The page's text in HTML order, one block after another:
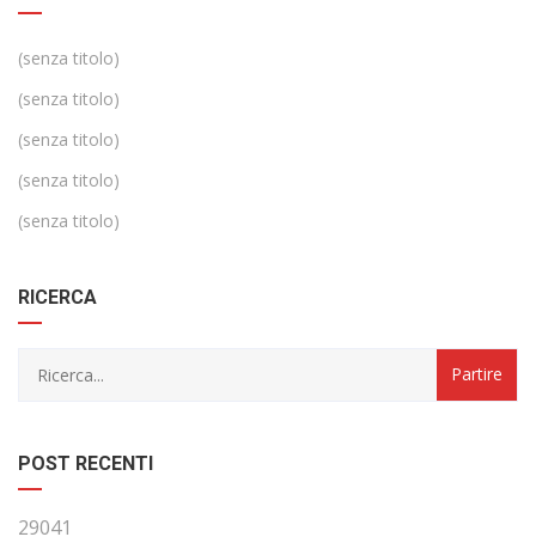
(senza titolo)
(senza titolo)
(senza titolo)
(senza titolo)
(senza titolo)
RICERCA
POST RECENTI
29041